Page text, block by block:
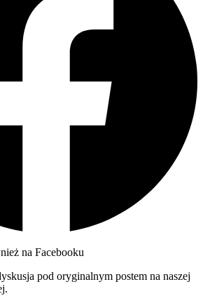
na Facebooku
pod oryginalnym postem na naszej